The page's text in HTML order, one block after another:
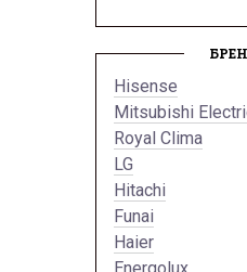
Hisense
Mitsubishi
Royal Clima
LG
Hitachi
Funai
Haier
Energolux